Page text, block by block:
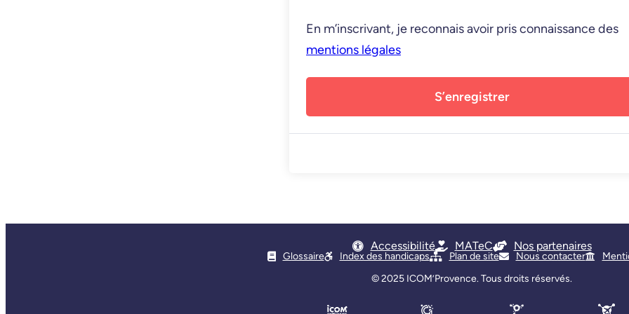
En m’inscrivant, je reconnais avoir pris connaissance des
mentions légales
S’enregistrer
Accessibilité MATeC Nos partenaires
Glossaire Index des handicaps Plan de site Nous contacter
© 2025 ICOM’Provence. Tous droits réservés.